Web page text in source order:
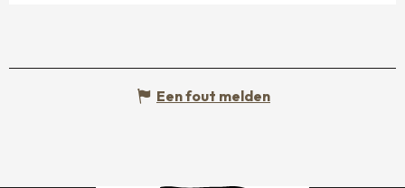
Een fout melden